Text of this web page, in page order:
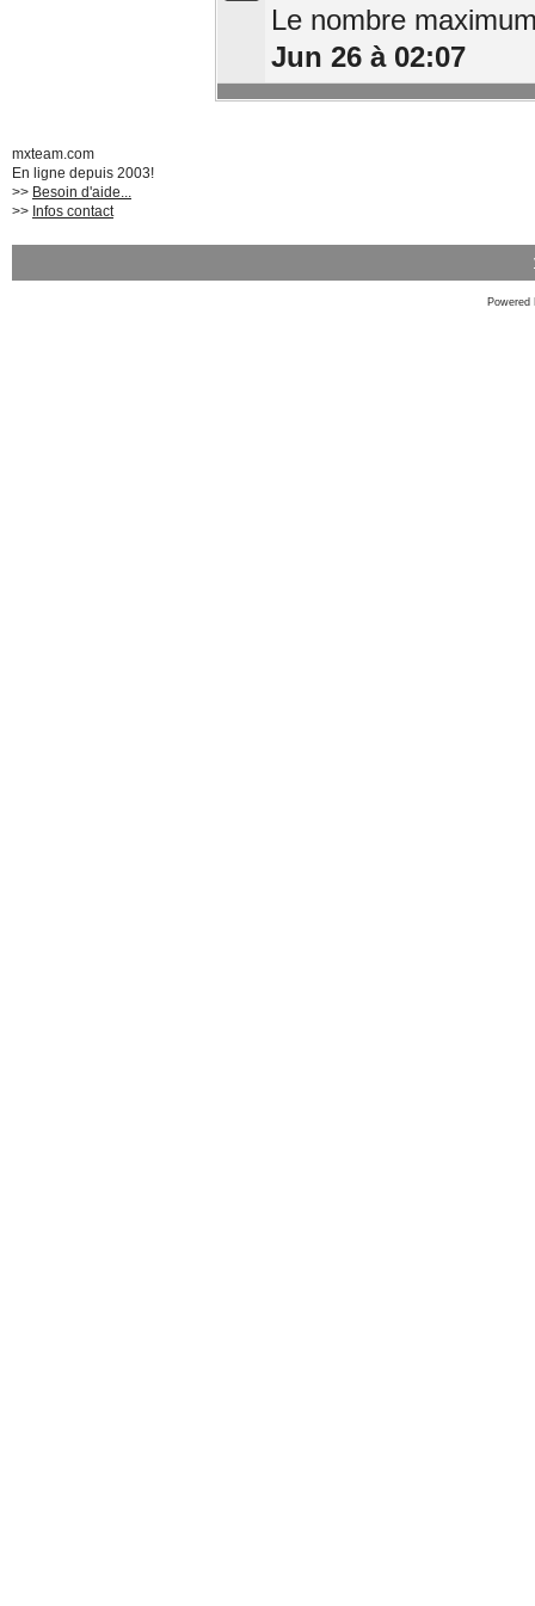
Le nombre
Jun 26 à 02:07
mxteam.com
En ligne depuis 2003!
>> Besoin d'aide...
>> Infos contact